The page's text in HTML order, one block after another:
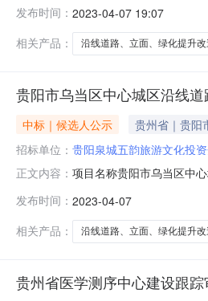
程造价咨询服务收费的通
局关于
发布时间： 2023-04-07 19:07
相关产品：
沿线道路、立面、绿化提升改
贵阳市乌当区中心城区沿线
中标｜候选人公示
贵州省｜贵阳
招标单位： 贵阳泉城五韵旅游文化投
正文内容： 项目名称贵阳市乌当区中
审减效益收费为4%。
下浮：40%
发布时间： 2023-04-07
相关产品：
沿线道路、立面、绿化提升改
贵州省医学测序中心建设跟